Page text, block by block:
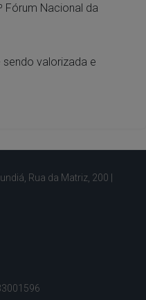
Fórum Nacional da
sendo valorizada e
Rua da Matriz, 200 |